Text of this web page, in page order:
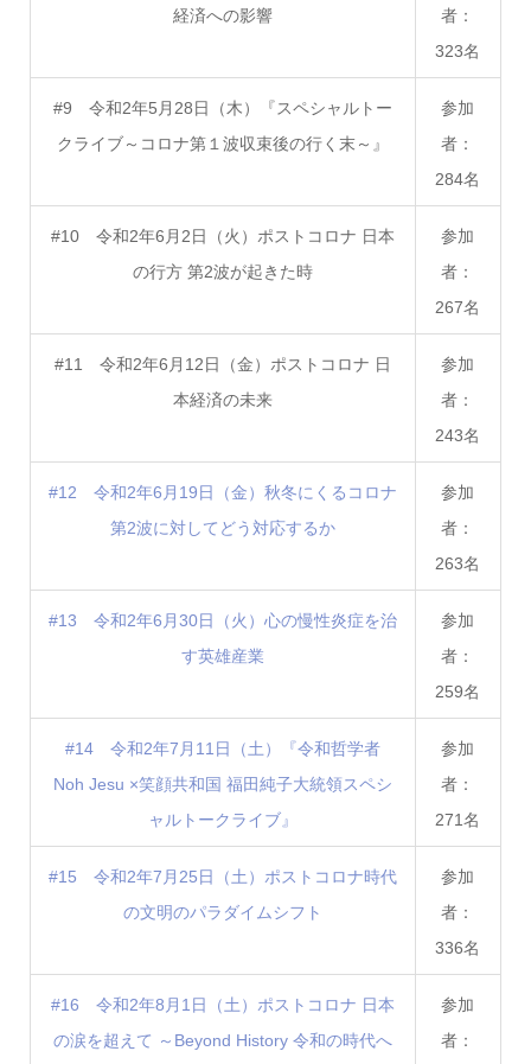
経済への影響
者：
323名
#9 令和2年5月28日（木）『スペシャルトー
クライブ～コロナ第１波収束後の行く末～』
参加
者：
284名
#10 令和2年6月2日（火）ポストコロナ 日本
の行方 第2波が起きた時
参加
者：
267名
#11 令和2年6月12日（金）ポストコロナ 日
本経済の未来
参加
者：
243名
#12 令和2年6月19日（金）秋冬にくるコロナ
第2波に対してどう対応するか
参加
者：
263名
#13 令和2年6月30日（火）心の慢性炎症を治
す英雄産業
参加
者：
259名
#14 令和2年7月11日（土）『令和哲学者
Noh Jesu ×笑顔共和国 福田純子大統領スペシ
ャルトークライブ』
参加
者：
271名
#15 令和2年7月25日（土）ポストコロナ時代
の文明のパラダイムシフト
参加
者：
336名
#16 令和2年8月1日（土）ポストコロナ 日本
の涙を超えて ～Beyond History 令和の時代へ
参加
者：